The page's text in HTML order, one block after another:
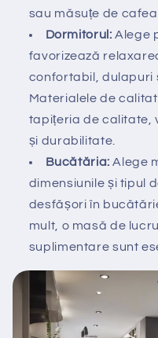
sau măsuțe de
Dormitorul: Alege
favorizează
confortabil, dulapuri
Materialele de
tapițeria de calitate,
și durabilitate.
Bucătăria: Alege
dimensiunile și tipul
desfășori în
mult, o masă de
suplimentare sunt